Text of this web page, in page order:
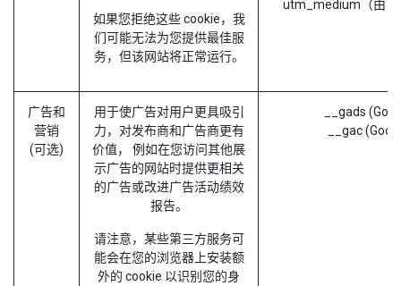
如果您拒绝这些 cookie，我
们可能无法为您提供最佳服
务，但该网站将正常运行。
utm_medium（由
广告和
营销
(可选)
用于使广告对用户更具吸引
力，对发布商和广告商更有
价值， 例如在您访问其他展
示广告的网站时提供更相关
的广告或改进广告活动绩效
报告。
请注意，某些第三方服务可
能会在您的浏览器上安装额
外的 cookie 以识别您的身
__gads
__gac